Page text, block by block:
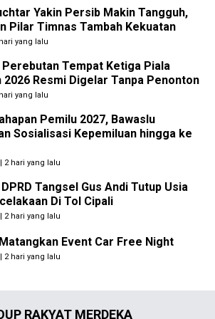
Yakin Persib Makin Tangguh,
Pilar Timnas Tambah Kekuatan
yang lalu
Perebutan Tempat Ketiga Piala
2026 Resmi Digelar Tanpa Penonton
yang lalu
Pemilu 2027, Bawaslu
Sosialisasi Kepemiluan hingga ke
2 hari yang lalu
Tangsel Gus Andi Tutup Usia
Di Tol Cipali
2 hari yang lalu
Event Car Free Night
| 2 hari yang lalu
RAKYAT MERDEKA